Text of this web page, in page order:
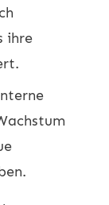
ihre